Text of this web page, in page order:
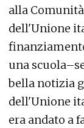
alla
dell'Unione
una
bella notizia
dell'Unione
era andato a